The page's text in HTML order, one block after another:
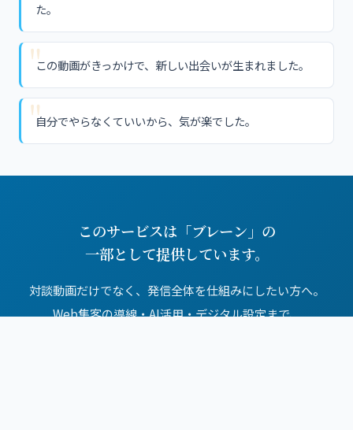
た。
この動画がきっかけで、新しい出会いが生まれました。
自分でやらなくていいから、気が楽でした。
このサービスは「ブレーン」の
一部として提供しています。
対談動画だけでなく、発信全体を仕組みにしたい方へ。
Web集客の導線・AI活用・デジタル設定まで、